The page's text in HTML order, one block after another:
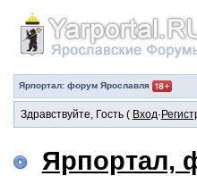
Ярпортал: форум Ярославля
Здравствуйте, Гость ( Вход·
Ярпортал,